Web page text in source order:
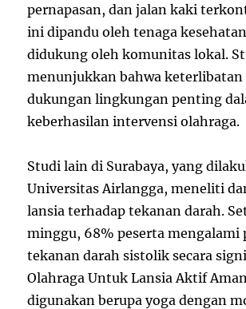
pernapasan, dan jalan kaki
ini dipandu oleh tenaga
didukung oleh komunitas lokal.
menunjukkan bahwa keterlibatan
dukungan lingkungan penting
keberhasilan intervensi olahraga.
Studi lain di Surabaya, yang
Universitas Airlangga, meneliti
lansia terhadap tekanan darah.
minggu, 68% peserta mengalami
tekanan darah sistolik secara
Olahraga Untuk Lansia Aktif
digunakan berupa yoga dengan